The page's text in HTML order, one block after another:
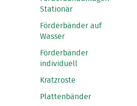
Stationär
Förderbänder auf
Wasser
Förderbänder
individuell
Kratzroste
Plattenbänder